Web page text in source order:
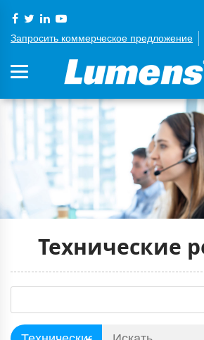
Запросить коммерческое предложение
Технические